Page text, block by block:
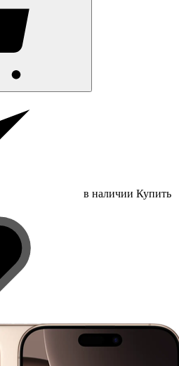
в наличии Купить